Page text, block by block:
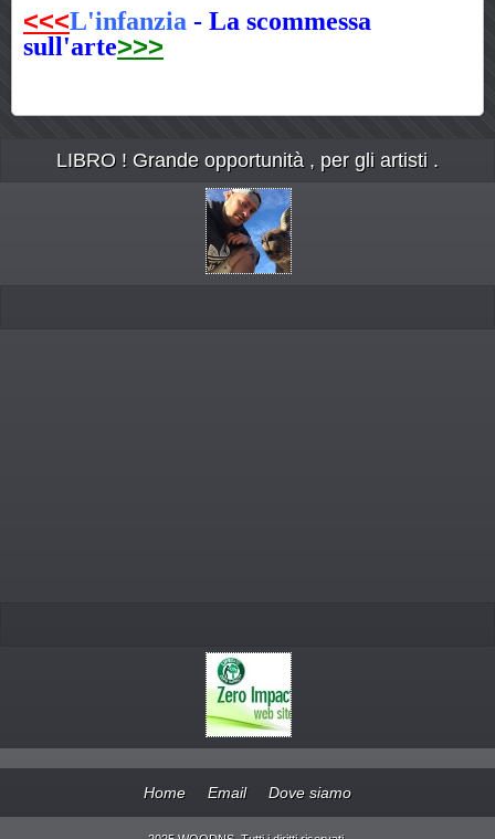
<<<L'infanzia - La scommessa
sull'arte>>>
LIBRO ! Grande opportunità , per gli artisti .
Home Email Dove siamo